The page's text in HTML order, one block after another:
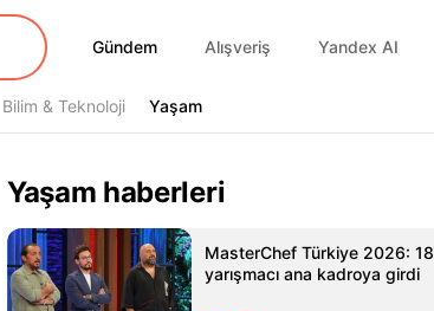
Gündem
Gündem Alışveriş Yandex AI
Bilim & Teknoloji Yaşam
Yaşam
Yaşam haberleri
MasterChef Türkiye 2026: 18
yarışmacı ana kadroya girdi